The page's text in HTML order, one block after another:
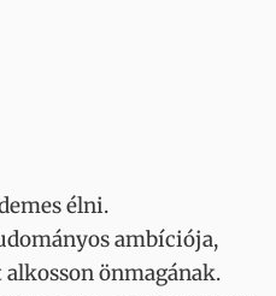
élni.
ambíciója,
önmagának.